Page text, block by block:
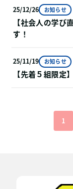
25/12/26 お知らせ
【社会人の学び
す！
25/11/19 お知らせ
【先着５組限定
1